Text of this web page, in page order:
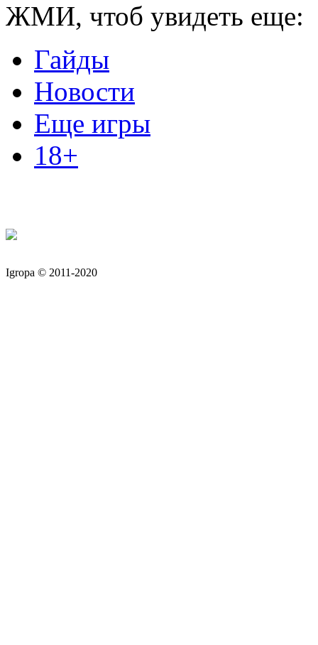
ЖМИ, чтоб увидеть еще:
Гайды
Новости
Еще игры
18+
Igropa © 2011-2020